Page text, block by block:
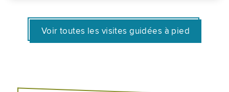
Voir toutes les visites guidées à pied